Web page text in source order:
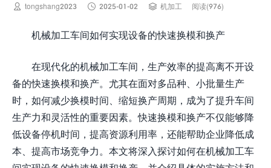
 tongshang2023  2025-01-02  机加工 阅读(976)
机械加工车间如何实现设备的快速换模和换产
在现代化的机械加工车间，生产效率的提高离不开设
备的快速换模和换产。尤其在面对多品种、小批量生产
时，如何减少换模时间、缩短换产周期，成为了提升车间
生产力和灵活性的重要因素。快速换模和换产不仅能够降
低设备停机时间，提高资源利用率，还能帮助企业降低成
本、提高市场竞争力。本文将深入探讨如何在机械加工车